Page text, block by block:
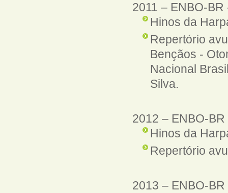
2011 – ENBO-BR
Hinos da
Repertório
Bençãos -
Nacional
Silva.
2012 – ENBO-BR
Hinos da
Repertório
2013 – ENBO-BR